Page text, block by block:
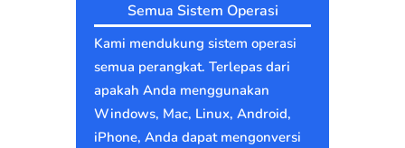
Semua Sistem Operasi
Kami mendukung sistem operasi
semua perangkat. Terlepas dari
apakah Anda menggunakan
Windows, Mac, Linux, Android,
iPhone, Anda dapat mengonversi